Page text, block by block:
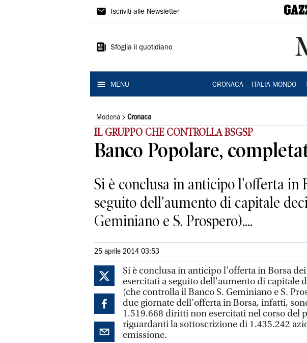
Gazzetta
Modena
Iscriviti alle Newsletter
Sfoglia il quotidiano
MENU CRONACA ITALIA MONDO
Modena Cronaca
IL GRUPPO CHE CONTROLLA BSGSP
Banco Popolare,
Si è conclusa in anticipo l'offerta in
seguito dell'aumento di capitale
Geminiano e S. Prospero)....
25 aprile 2014 03:53
Si è conclusa in anticipo l'offerta in Borsa
esercitati a seguito dell'aumento di capitale
(che controlla il Banco S. Geminiano e S.
due giornate dell'offerta in Borsa, infatti,
1.519.668 diritti non esercitati nel corso del
riguardanti la sottoscrizione di 1.435.242
emissione.